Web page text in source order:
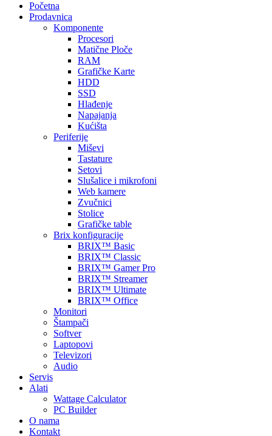
Početna
Prodavnica
Komponente
Procesori
Matične Ploče
RAM
Grafičke Karte
HDD
SSD
Hlađenje
Napajanja
Kućišta
Periferije
Miševi
Tastature
Setovi
Slušalice i mikrofoni
Web kamere
Zvučnici
Stolice
Grafičke table
Brix konfiguracije
BRIX™ Basic
BRIX™ Classic
BRIX™ Gamer Pro
BRIX™ Streamer
BRIX™ Ultimate
BRIX™ Office
Monitori
Štampači
Softver
Laptopovi
Televizori
Audio
Servis
Alati
Wattage Calculator
PC Builder
O nama
Kontakt